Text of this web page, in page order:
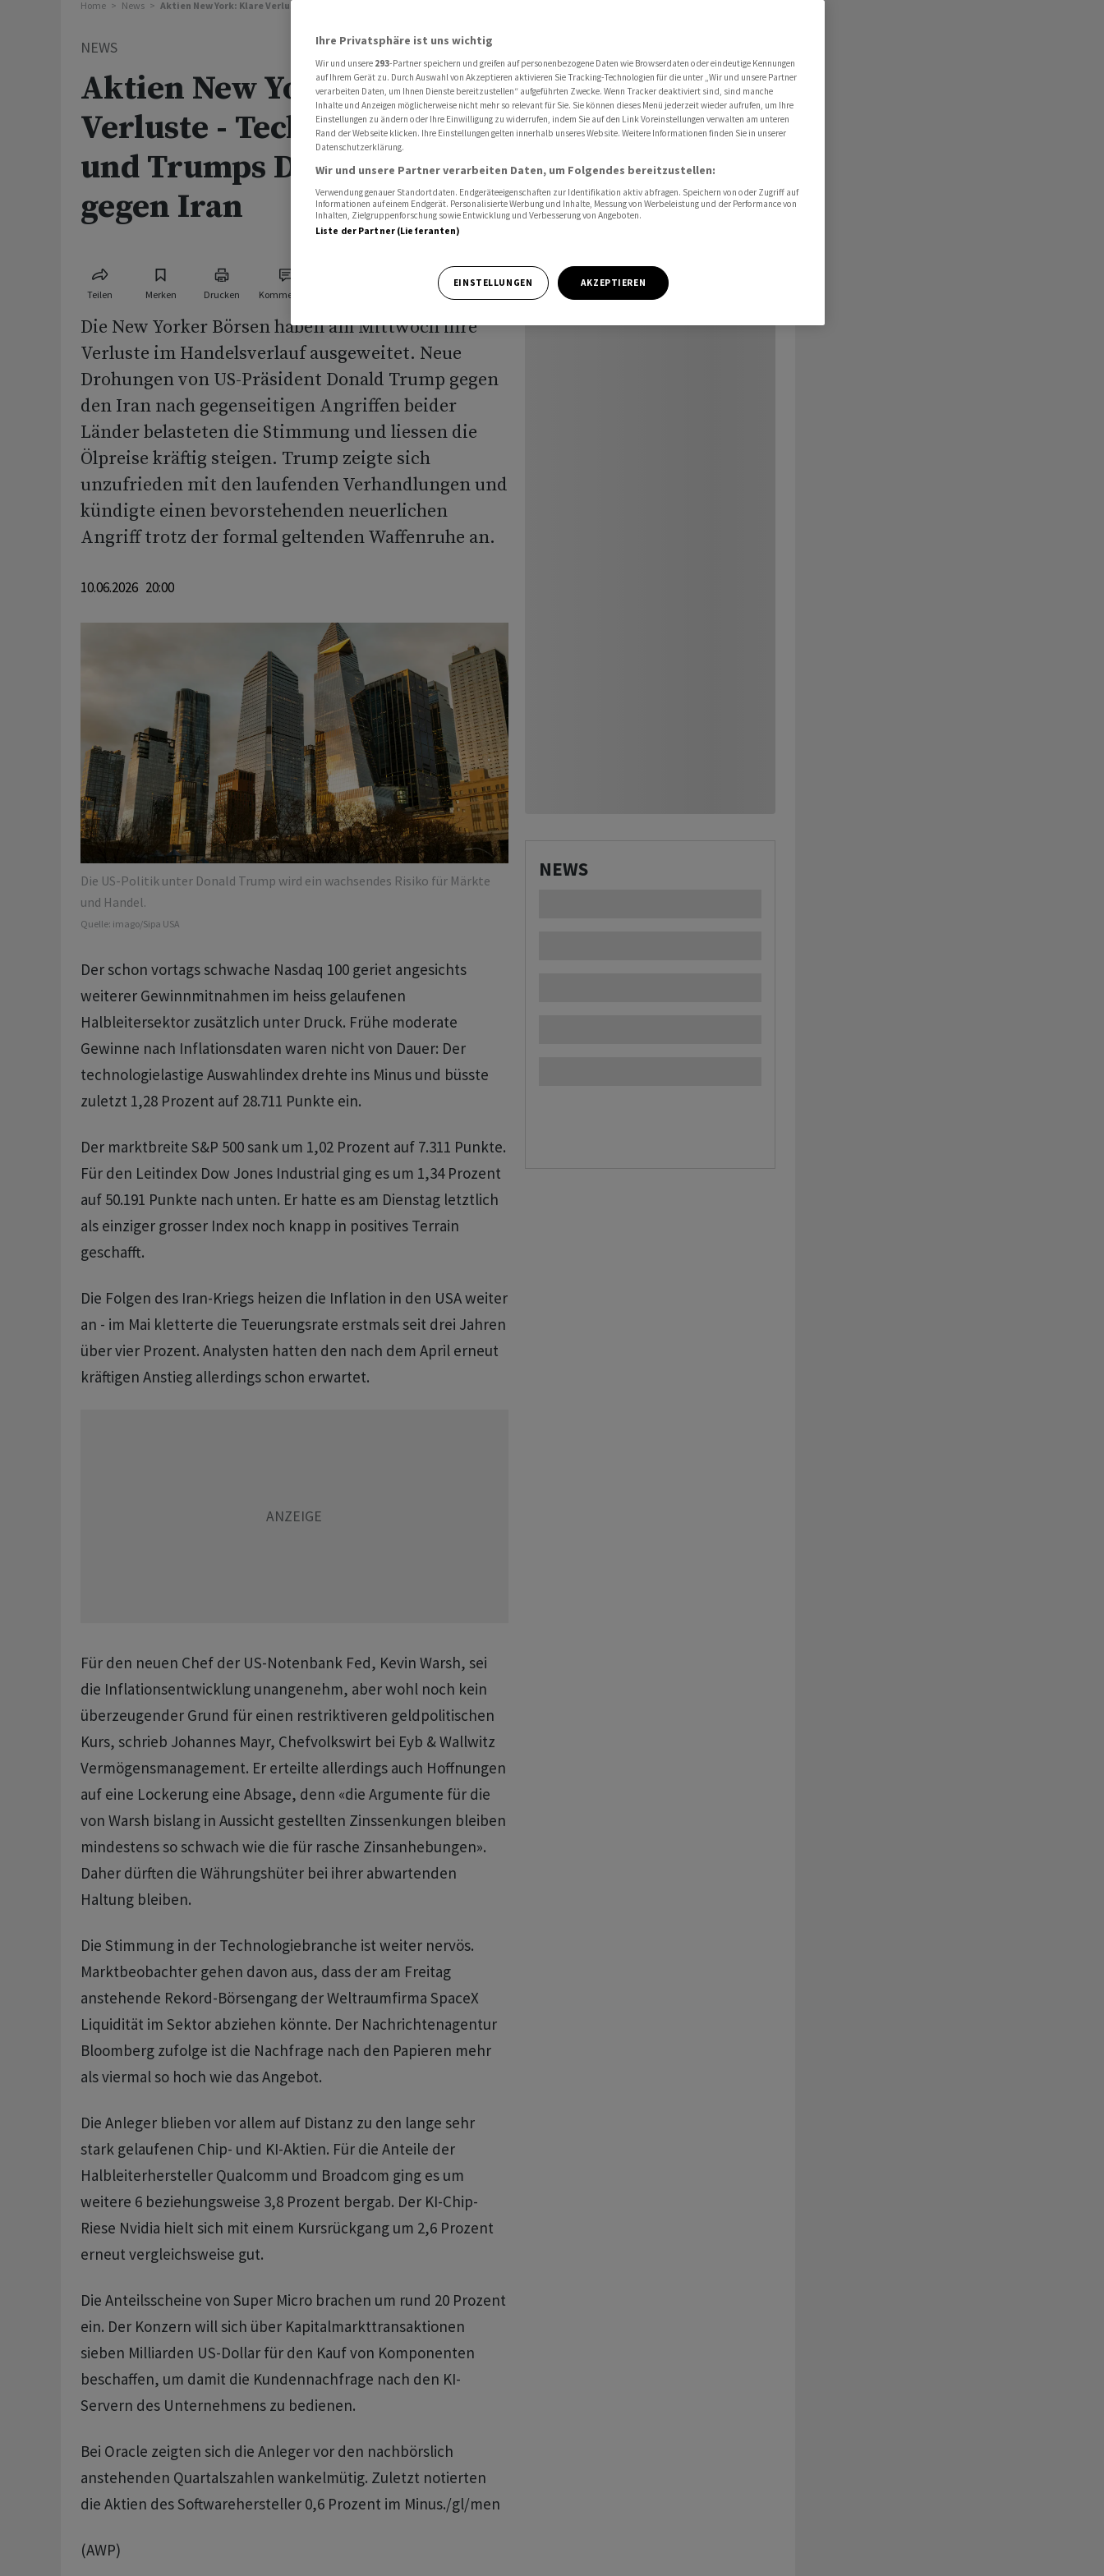
Home News Aktien New York: Klare Verluste - Tech-Schwäche und Trumps Drohungen gegen Iran
NEWS
Aktien New York: Klare
Verluste - Tech-Schwäche
und Trumps Drohungen
gegen Iran
Teilen Merken Drucken Kommentare
Die New Yorker Börsen haben am Mittwoch ihre
Verluste im Handelsverlauf ausgeweitet. Neue
Drohungen von US-Präsident Donald Trump gegen
den Iran nach gegenseitigen Angriffen beider
Länder belasteten die Stimmung und liessen die
Ölpreise kräftig steigen. Trump zeigte sich
unzufrieden mit den laufenden Verhandlungen und
kündigte einen bevorstehenden neuerlichen
Angriff trotz der formal geltenden Waffenruhe an.
10.06.2026 20:00
Die US-Politik unter Donald Trump wird ein wachsendes Risiko für Märkte
und Handel.
Quelle: imago/Sipa USA
Der schon vortags schwache Nasdaq 100 geriet angesichts
weiterer Gewinnmitnahmen im heiss gelaufenen
Halbleitersektor zusätzlich unter Druck. Frühe moderate
Gewinne nach Inflationsdaten waren nicht von Dauer: Der
technologielastige Auswahlindex drehte ins Minus und büsste
zuletzt 1,28 Prozent auf 28.711 Punkte ein.
Der marktbreite S&P 500 sank um 1,02 Prozent auf 7.311 Punkte.
Für den Leitindex Dow Jones Industrial ging es um 1,34 Prozent
auf 50.191 Punkte nach unten. Er hatte es am Dienstag letztlich
als einziger grosser Index noch knapp in positives Terrain
geschafft.
Die Folgen des Iran-Kriegs heizen die Inflation in den USA weiter
an - im Mai kletterte die Teuerungsrate erstmals seit drei Jahren
über vier Prozent. Analysten hatten den nach dem April erneut
kräftigen Anstieg allerdings schon erwartet.
Für den neuen Chef der US-Notenbank Fed, Kevin Warsh, sei
die Inflationsentwicklung unangenehm, aber wohl noch kein
überzeugender Grund für einen restriktiveren geldpolitischen
Kurs, schrieb Johannes Mayr, Chefvolkswirt bei Eyb & Wallwitz
Vermögensmanagement. Er erteilte allerdings auch Hoffnungen
auf eine Lockerung eine Absage, denn «die Argumente für die
von Warsh bislang in Aussicht gestellten Zinssenkungen bleiben
mindestens so schwach wie die für rasche Zinsanhebungen».
Daher dürften die Währungshüter bei ihrer abwartenden
Haltung bleiben.
Die Stimmung in der Technologiebranche ist weiter nervös.
Marktbeobachter gehen davon aus, dass der am Freitag
anstehende Rekord-Börsengang der Weltraumfirma SpaceX
Liquidität im Sektor abziehen könnte. Der Nachrichtenagentur
Bloomberg zufolge ist die Nachfrage nach den Papieren mehr
als viermal so hoch wie das Angebot.
Die Anleger blieben vor allem auf Distanz zu den lange sehr
stark gelaufenen Chip- und KI-Aktien. Für die Anteile der
Halbleiterhersteller Qualcomm und Broadcom ging es um
weitere 6 beziehungsweise 3,8 Prozent bergab. Der KI-Chip-
Riese Nvidia hielt sich mit einem Kursrückgang um 2,6 Prozent
erneut vergleichsweise gut.
Die Anteilsscheine von Super Micro brachen um rund 20 Prozent
ein. Der Konzern will sich über Kapitalmarkttransaktionen
sieben Milliarden US-Dollar für den Kauf von Komponenten
beschaffen, um damit die Kundennachfrage nach den KI-
Servern des Unternehmens zu bedienen.
Bei Oracle zeigten sich die Anleger vor den nachbörslich
anstehenden Quartalszahlen wankelmütig. Zuletzt notierten
die Aktien des Softwarehersteller 0,6 Prozent im Minus./gl/men
(AWP)
NEWS
Ihre Privatsphäre ist uns wichtig
Wir und unsere 293-Partner speichern und greifen auf personenbezogene Daten wie Browserdaten oder eindeutige Kennungen
auf Ihrem Gerät zu. Durch Auswahl von Akzeptieren aktivieren Sie Tracking-Technologien für die unter „Wir und unsere Partner
verarbeiten Daten, um Ihnen Dienste bereitzustellen“ aufgeführten Zwecke. Wenn Tracker deaktiviert sind, sind manche
Inhalte und Anzeigen möglicherweise nicht mehr so relevant für Sie. Sie können dieses Menü jederzeit wieder aufrufen, um Ihre
Einstellungen zu ändern oder Ihre Einwilligung zu widerrufen, indem Sie auf den Link Voreinstellungen verwalten am unteren
Rand der Webseite klicken. Ihre Einstellungen gelten innerhalb unseres Website. Weitere Informationen finden Sie in unserer
Datenschutzerklärung.
Wir und unsere Partner verarbeiten Daten, um Folgendes bereitzustellen:
Verwendung genauer Standortdaten. Endgeräteeigenschaften zur Identifikation aktiv abfragen. Speichern von oder Zugriff auf
Informationen auf einem Endgerät. Personalisierte Werbung und Inhalte, Messung von Werbeleistung und der Performance von
Inhalten, Zielgruppenforschung sowie Entwicklung und Verbesserung von Angeboten.
Liste der Partner (Lieferanten)
EINSTELLUNGEN AKZEPTIEREN